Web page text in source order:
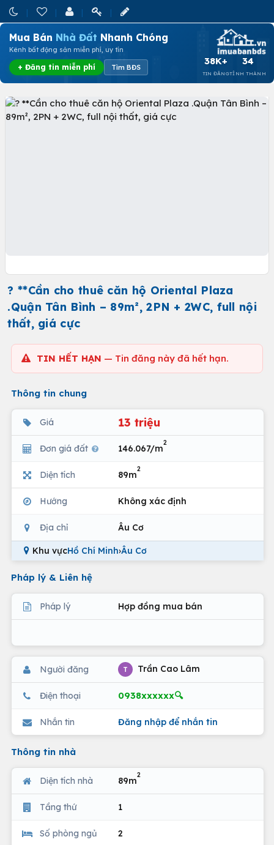
Mua Bán Nhà Đất Nhanh Chóng
Kênh bất động sản miễn phí, uy tín
+ Đăng tin miễn phí Tìm BĐS
38K+
TIN ĐĂNG
34
TỈNH THÀNH
? **Cần cho thuê căn hộ Oriental Plaza
.Quận Tân Bình – 89m², 2PN + 2WC, full nội
thất, giá cực
TIN HẾT HẠN — Tin đăng này đã hết hạn.
Thông tin chung
Giá 13 triệu
Đơn giá đất 146.067/m
2
Diện tích 89m
2
Hướng Không xác định
Địa chỉ Âu Cơ
Khu vựcHồ Chí Minh›Âu Cơ
Pháp lý & Liên hệ
Pháp lý Hợp đồng mua bán
Người đăng T Trần Cao Lâm
Điện thoại 0938xxxxxx🔍
Nhắn tin Đăng nhập để nhắn tin
Thông tin nhà
Diện tích nhà 89m
2
Tầng thứ 1
Số phòng ngủ 2